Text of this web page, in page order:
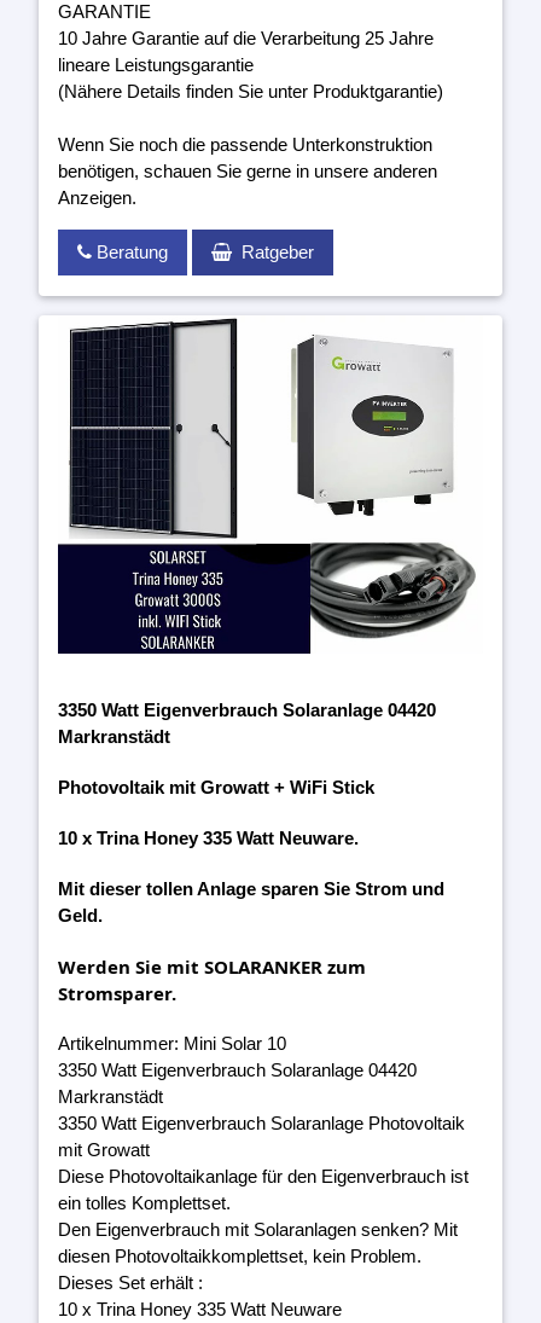
GARANTIE
10 Jahre Garantie auf die Verarbeitung 25 Jahre
lineare Leistungsgarantie
(Nähere Details finden Sie unter Produktgarantie)
Wenn Sie noch die passende Unterkonstruktion
benötigen, schauen Sie gerne in unsere anderen
Anzeigen.
Beratung Ratgeber
3350 Watt Eigenverbrauch Solaranlage 04420
Markranstädt
Photovoltaik mit Growatt + WiFi Stick
10 x Trina Honey 335 Watt Neuware.
Mit dieser tollen Anlage sparen Sie Strom und
Geld.
Werden Sie mit SOLARANKER zum
Stromsparer.
Artikelnummer: Mini Solar 10
3350 Watt Eigenverbrauch Solaranlage 04420
Markranstädt
3350 Watt Eigenverbrauch Solaranlage Photovoltaik
mit Growatt
Diese Photovoltaikanlage für den Eigenverbrauch ist
ein tolles Komplettset.
Den Eigenverbrauch mit Solaranlagen senken? Mit
diesen Photovoltaikkomplettset, kein Problem.
Dieses Set erhält :
10 x Trina Honey 335 Watt Neuware